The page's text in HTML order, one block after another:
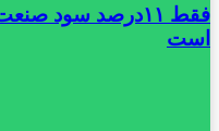
فقط ۱۱‌درصد سود
است